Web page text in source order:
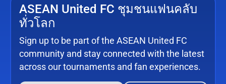
ASEAN United FC ชุมชนแฟนคลับ
ทั่วโลก
Sign up to be part of the ASEAN United FC
community and stay connected with the latest
across our tournaments and fan experiences.